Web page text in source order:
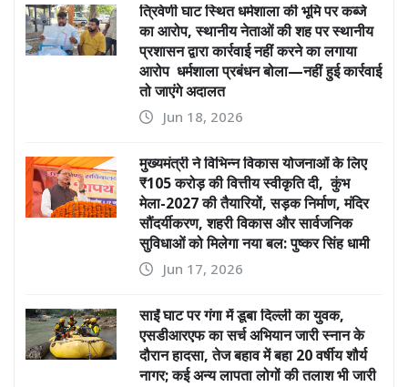
त्रिवेणी घाट स्थित धर्मशाला की भूमि पर कब्जे
का आरोप, स्थानीय नेताओं की शह पर स्थानीय
प्रशासन द्वारा कार्रवाई नहीं करने का लगाया
आरोप धर्मशाला प्रबंधन बोला—नहीं हुई कार्रवाई
तो जाएंगे अदालत
Jun 18, 2026
मुख्यमंत्री ने विभिन्न विकास योजनाओं के लिए
₹105 करोड़ की वित्तीय स्वीकृति दी, कुंभ
मेला-2027 की तैयारियों, सड़क निर्माण, मंदिर
सौंदर्यीकरण, शहरी विकास और सार्वजनिक
सुविधाओं को मिलेगा नया बल: पुष्कर सिंह धामी
Jun 17, 2026
साईं घाट पर गंगा में डूबा दिल्ली का युवक,
एसडीआरएफ का सर्च अभियान जारी स्नान के
दौरान हादसा, तेज बहाव में बहा 20 वर्षीय शौर्य
नागर; कई अन्य लापता लोगों की तलाश भी जारी